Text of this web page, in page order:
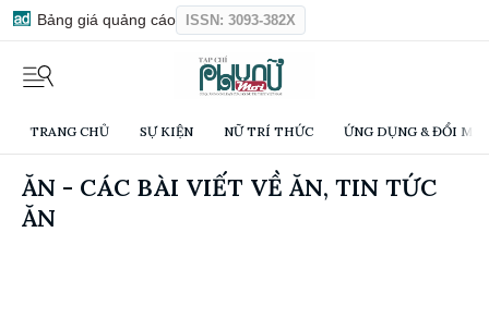
Bảng giá quảng cáo ISSN: 3093-382X
TRANG CHỦ SỰ KIỆN NỮ TRÍ THỨC ỨNG DỤNG & ĐỔI
ĂN - CÁC BÀI VIẾT VỀ ĂN, TIN TỨC
ĂN